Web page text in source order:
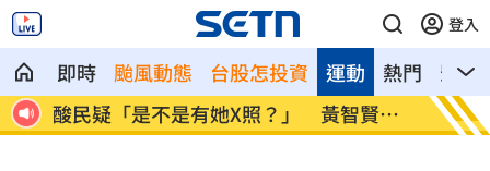
登入
即時 颱風動態 台股怎投資 熱門 影音
運動
酸民疑「是不是有她X照？」 黃智賢回
嗆
歐洲
冠